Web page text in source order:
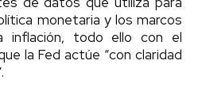
monetaria y los marcos
inflación, todo ello con el
la Fed actúe “con claridad